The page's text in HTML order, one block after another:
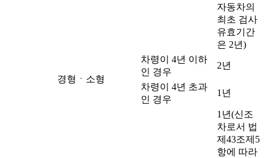
자동차의
최초 검사
유효기간
은 2년)
경형ㆍ소형
차령이 4년 이하
인 경우
2년
차령이 4년 초과
인 경우
1년
1년(신조
차로서 법
제43조제5
항에 따라